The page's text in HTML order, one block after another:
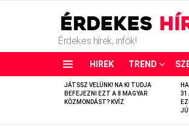
Érdekes hírek, infók!
HIREK TREND
LATEST
STORIES
JÁTSSZ VELÜNK! NA KI TUDJA
BEFEJEZNI EZT A 8 MAGYAR
KÖZMONDÁST? KVÍZ